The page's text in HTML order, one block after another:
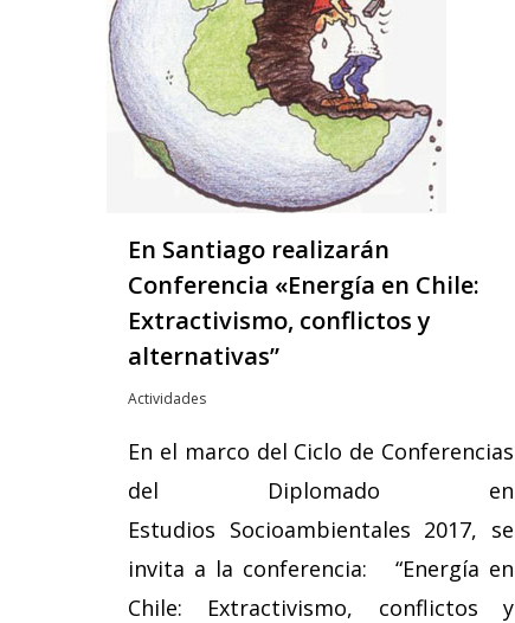
En Santiago realizarán
Conferencia «Energía en Chile:
Extractivismo, conflictos y
alternativas”
Actividades
En el marco del Ciclo de Conferencias
del Diplomado en
Estudios Socioambientales 2017, se
invita a la conferencia: “Energía en
Chile: Extractivismo, conflictos y